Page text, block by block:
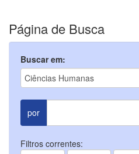
Página de Busca
Buscar em:
por
Filtros correntes: